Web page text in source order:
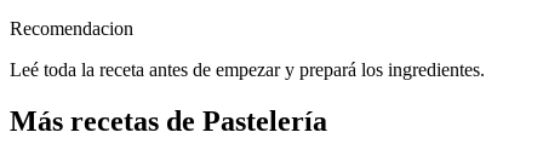
Recomendacion
Leé toda la receta antes de empezar y prepará los ingredientes.
Más recetas de Pastelería